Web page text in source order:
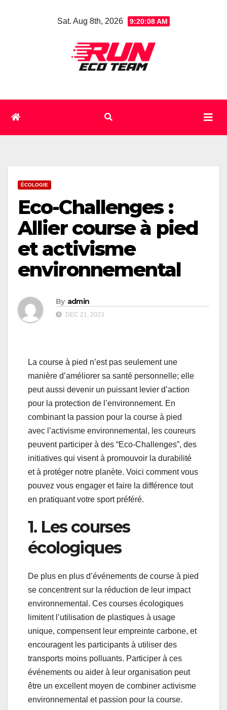
Sat. Aug 8th, 2026 9:20:09 AM
ÉCOLOGIE
Eco-Challenges :
Allier course à pied
et activisme
environnemental
By admin
DEC 21, 2023
La course à pied n’est pas seulement une
manière d’améliorer sa santé personnelle; elle
peut aussi devenir un puissant levier d’action
pour la protection de l’environnement. En
combinant la passion pour la course à pied
avec l’activisme environnemental, les coureurs
peuvent participer à des “Eco-Challenges”, des
initiatives qui visent à promouvoir la durabilité
et à protéger notre planète. Voici comment vous
pouvez vous engager et faire la différence tout
en pratiquant votre sport préféré.
1. Les courses
écologiques
De plus en plus d’événements de course à pied
se concentrent sur la réduction de leur impact
environnemental. Ces courses écologiques
limitent l’utilisation de plastiques à usage
unique, compensent leur empreinte carbone, et
encouragent les participants à utiliser des
transports moins polluants. Participer à ces
événements ou aider à leur organisation peut
être un excellent moyen de combiner activisme
environnemental et passion pour la course.